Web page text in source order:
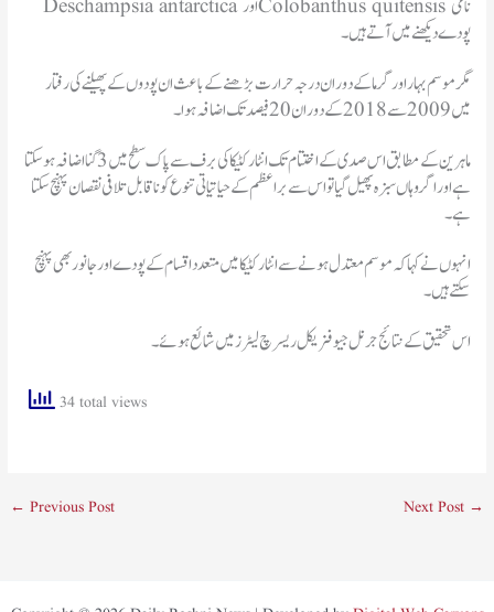
Deschampsia antarctica اور Colobanthus quitensis نامی
پودے دیکھنے میں آتے ہیں۔
مگر موسم بہار اور گرما کے دوران درجہ حرارت بڑھنے کے باعث ان پودوں کے پھیلنے کی رفتار
میں 2009 سے 2018 کے دوران 20 فیصد تک اضافہ ہوا۔
ماہرین کے مطابق اس صدی کے اختتام تک انٹار کٹیکا کی برف سے پاک سطح میں 3 گنا اضافہ ہو سکتا
ہے اور اگر وہاں سبزہ پھیل گیا تو اس سے براعظم کے حیاتیاتی تنوع کو ناقابل تلافی نقصان پہنچ سکتا
ہے۔
انہوں نے کہا کہ موسم معتدل ہونے سے انٹار کٹیکا میں متعدد اقسام کے پودے اور جانور بھی پہنچ
سکتے ہیں۔
اس تحقیق کے نتائج جرنل جیو فزیکل ریسرچ لیٹرز میں شائع ہوئے۔
34 total views
← Previous Post Next Post →